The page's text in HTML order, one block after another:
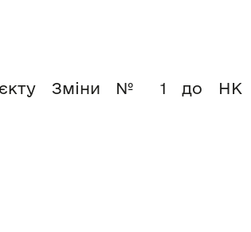
Зміни № 1 до НК